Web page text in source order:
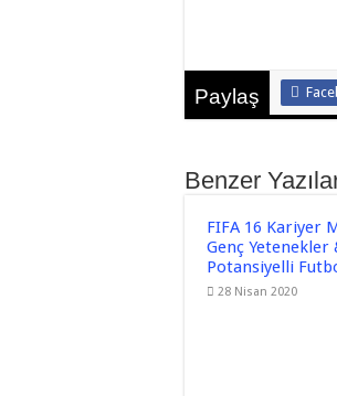
Paylaş
Benzer
FIFA 16 Kariyer
Genç Yetenekler
Potansiyelli
28 Nisan 2020